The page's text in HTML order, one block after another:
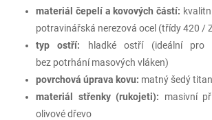
materiál čepelí a kovových částí:
potravinářská nerezová ocel (třídy 420 /
typ ostří: hladké ostří (ideální pro
bez potrhání masových vláken)
povrchová úprava kovu: matný šedý
materiál střenky (rukojeti): masivní
olivové dřevo